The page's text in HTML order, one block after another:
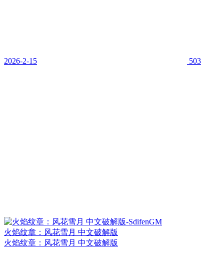
2026-2-15 503
火焰纹章：风花雪月 中文破解版
火焰纹章：风花雪月 中文破解版